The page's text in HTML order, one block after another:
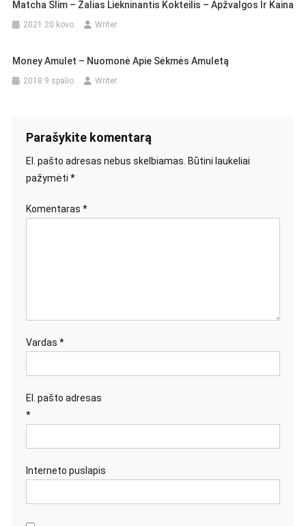
Matcha Slim – Žalias Liekninantis Kokteilis – Apžvalgos Ir Kaina
2021 20 kovo Writer
Money Amulet – Nuomonė Apie Sėkmės Amuletą
2018 9 spalio Writer
Parašykite komentarą
El. pašto adresas nebus skelbiamas. Būtini laukeliai
pažymėti *
Komentaras *
Vardas *
El. pašto adresas
*
Interneto puslapis